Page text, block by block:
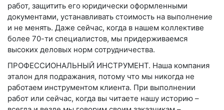
работ, защитить его юридически оформленными
документами, устанавливать стоимость на выполнение
и не менять. Даже сейчас, когда в нашем коллективе
более 70-ти специалистов, мы придерживаемся
высоких деловых норм сотрудничества.
ПРОФЕССИОНАЛЬНЫЙ ИНСТРУМЕНТ. Наша компания
эталон для подражания, потому что мы никогда не
работаем инструментом клиента. При выполнении
работ или сейчас, когда вы читаете нашу историю –